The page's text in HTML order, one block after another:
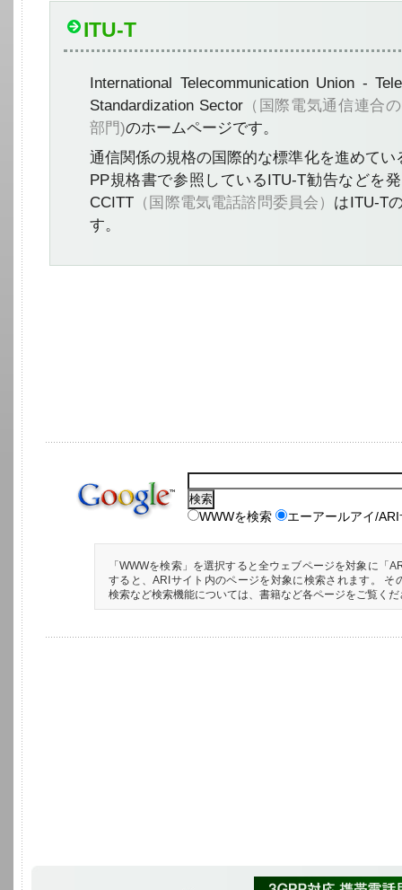
ITU-T
International Telecommunication Union -
Standardization Sector（国際電気通信連合
部門)のホームページです。
通信関係の規格の国際的な標準化を進めてい
PP規格書で参照しているITU-T勧告などを
CCITT （国際電気電話諮問委員会） はITU-T
す。
WWWを検索 エーアールアイ/
「WWWを検索」を選択すると全ウェブページを対象に「
すると、ARIサイト内のページを対象に検索されます。 そ
検索など検索機能については、書籍など各ページをご覧くだ
3GPP対応 携帯電話開発用オーディオアナライザ